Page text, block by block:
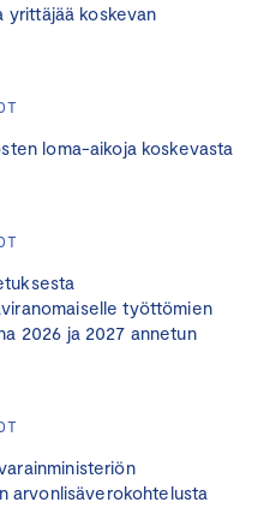
yrittäjää koskevan
loma-aikoja koskevasta
työttömien
2026 ja 2027 annetun
arvonlisäverokohtelusta